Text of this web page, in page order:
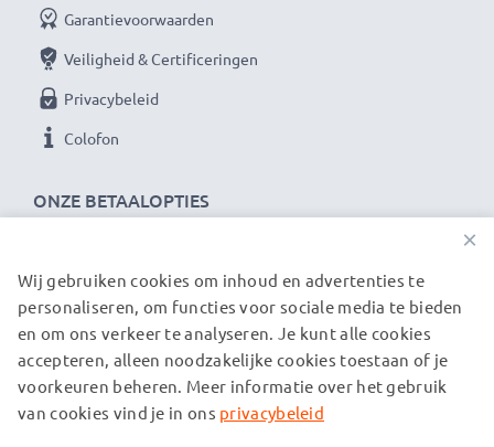
ONZE BETAALOPTIES
Garantievoorwaarden
Veiligheid & Certificeringen
Privacybeleid
Colofon
ONZE VERZENDPARTNERS
© subtel.nl 2026
Alle prijzen zijn inclusief btw en exclusief verzendkosten.
Houd er rekening mee dat alle genoemde handelsmerken de
×
Wij gebruiken cookies om inhoud en advertenties te
personaliseren, om functies voor sociale media te bieden
en om ons verkeer te analyseren. Je kunt alle cookies
accepteren, alleen noodzakelijke cookies toestaan of je
voorkeuren beheren. Meer informatie over het gebruik
van cookies vind je in ons privacybeleid